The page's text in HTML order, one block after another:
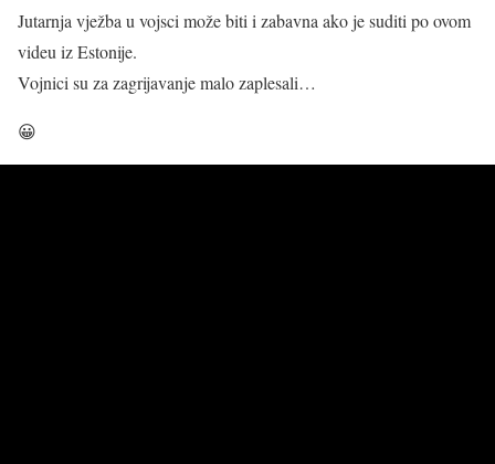
Jutarnja vježba u vojsci može biti i zabavna ako je suditi po ovom
videu iz Estonije.
Vojnici su za zagrijavanje malo zaplesali…
😀